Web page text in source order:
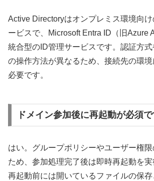
Active Directoryはオンプレミス環境向
ービスで、Microsoft Entra ID（旧Azure
統合型のID管理サービスです。認証方
の操作方法が異なるため、接続先の環
必要です。
ドメイン参加後に再起動が必須で
はい。グループポリシーやユーザー権
ため、参加処理完了後は即時再起動を実
再起動前には開いているファイルの保存